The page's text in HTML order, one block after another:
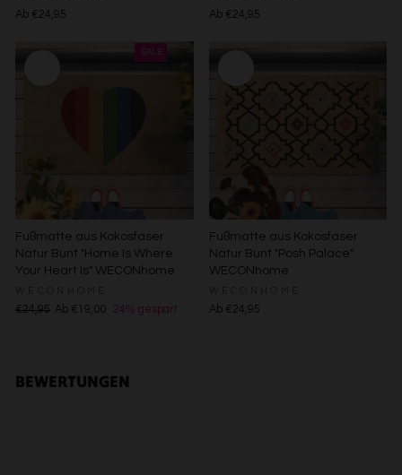
Ab €24,95 Ab €24,95
Fußmatte aus Kokosfaser
Natur Bunt "Home Is Where
Your Heart Is" WECONhome
€24,95 Ab €19,00 24% gespart
Fußmatte aus Kokosfaser
Natur Bunt "Posh Palace"
WECONhome
Ab €24,95
BEWERTUNGEN
Inhalte
Messung der Performance von Inhalten
Kombinationen von Daten aus verschiedenen Quellen